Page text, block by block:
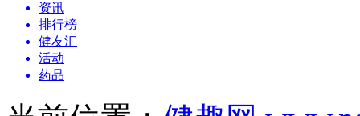
资讯
排行榜
健友汇
活动
药品